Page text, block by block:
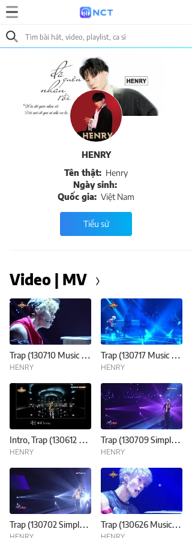
HENRY
Tên thật: Henry
Ngày sinh:
Quốc gia: Việt Nam
Tiểu sử
Video | MV
Trap (130710 Music Show! Champion)
HENRY
Trap (130717 Music Show! Champion)
HENRY
Intro, Trap (130612 Music Show! Champion)
HENRY
Trap (130709 Simply K-Pop)
HENRY
Trap (130702 Simply K-Pop) Trap (130626 Music Show! Champion)